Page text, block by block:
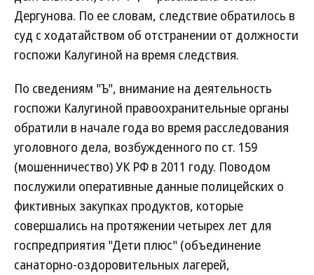
Дергунова. По ее словам, следствие обратилось в
суд с ходатайством об отстранении от должности
госпожи Калугиной на время следствия.
По сведениям "Ъ", внимание на деятельность
госпожи Калугиной правоохранительные органы
обратили в начале года во время расследования
уголовного дела, возбужденного по ст. 159
(мошенничество) УК РФ в 2011 году. Поводом
послужили оперативные данные полицейских о
фиктивных закупках продуктов, которые
совершались на протяжении четырех лет для
госпредприятия "Дети плюс" (объединение
санаторно-оздоровительных лагерей,